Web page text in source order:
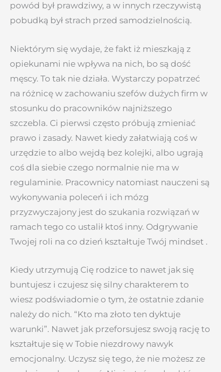
powód był prawdziwy, a w innych rzeczywistą
pobudką był strach przed samodzielnością.
Niektórym się wydaje, że fakt iż mieszkają z
opiekunami nie wpływa na nich, bo są dość
męscy. To tak nie działa. Wystarczy popatrzeć
na różnicę w zachowaniu szefów dużych firm w
stosunku do pracowników najniższego
szczebla. Ci pierwsi często próbują zmieniać
prawo i zasady. Nawet kiedy załatwiają coś w
urzędzie to albo wejdą bez kolejki, albo ugrają
coś dla siebie czego normalnie nie ma w
regulaminie. Pracownicy natomiast nauczeni są
wykonywania poleceń i ich mózg
przyzwyczajony jest do szukania rozwiązań w
ramach tego co ustalił ktoś inny. Odgrywanie
Twojej roli na co dzień kształtuje Twój mindset .
Kiedy utrzymują Cię rodzice to nawet jak się
buntujesz i czujesz się silny charakterem to
wiesz podświadomie o tym, że ostatnie zdanie
należy do nich. “Kto ma złoto ten dyktuje
warunki”. Nawet jak przeforsujesz swoją rację to
kształtuje się w Tobie niezdrowy nawyk
emocjonalny. Uczysz się tego, że nie możesz ze